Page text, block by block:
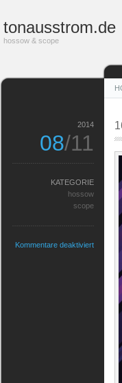
tonausstrom.de
hossow & scope
2014
08/11
KATEGORIE
hossow
scope
Kommentare deaktiviertfür